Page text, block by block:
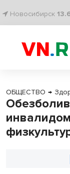
Новосибирск
ОБЩЕСТВО →